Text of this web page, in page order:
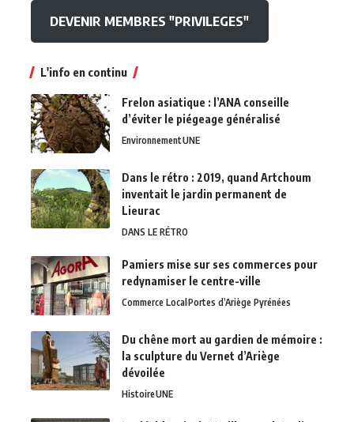
DEVENIR MEMBRES "PRIVILEGES"
L'info en continu
Frelon asiatique : l’ANA conseille
d’éviter le piégeage généralisé
EnvironnementUNE
Dans le rétro : 2019, quand Artchoum
inventait le jardin permanent de
Lieurac
DANS LE RÉTRO
Pamiers mise sur ses commerces pour
redynamiser le centre-ville
Commerce LocalPortes d’Ariège Pyrénées
Du chêne mort au gardien de mémoire :
la sculpture du Vernet d’Ariège
dévoilée
HistoireUNE